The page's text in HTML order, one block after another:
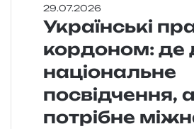
29.07.2026
Українські
кордоном: де
національне
посвідчення,
потрібне